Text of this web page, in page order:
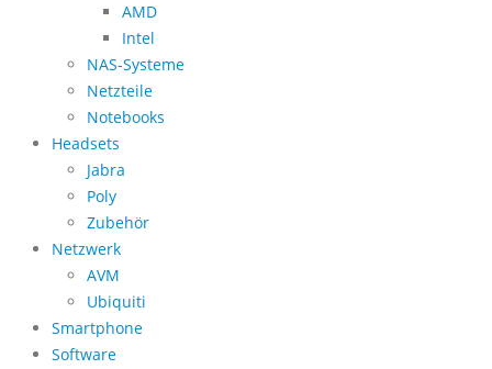
AMD
Intel
NAS-Systeme
Netzteile
Notebooks
Headsets
Jabra
Poly
Zubehör
Netzwerk
AVM
Ubiquiti
Smartphone
Software